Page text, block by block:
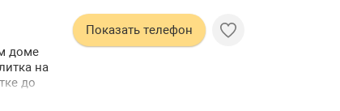
Показать телефон
доме
на
до